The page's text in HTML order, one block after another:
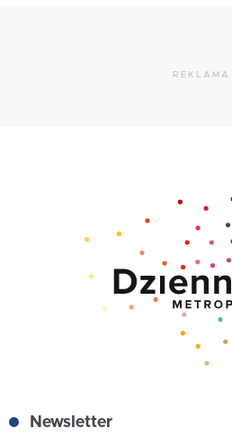
REKLAMA
Newsletter